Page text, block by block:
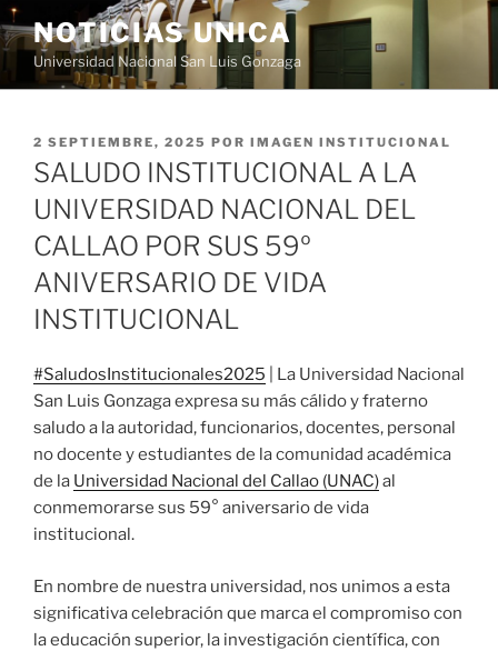
Saltar
al
contenido
NOTICIAS UNICA
Universidad Nacional San Luis Gonzaga
PUBLICADO
EL
2 SEPTIEMBRE, 2025 POR IMAGEN INSTITUCIONAL
SALUDO INSTITUCIONAL A LA
UNIVERSIDAD NACIONAL DEL
CALLAO POR SUS 59º
ANIVERSARIO DE VIDA
INSTITUCIONAL
#SaludosInstitucionales2025 | La Universidad Nacional
San Luis Gonzaga expresa su más cálido y fraterno
saludo a la autoridad, funcionarios, docentes, personal
nodocente y estudiantes de la comunidad académica
de la Universidad Nacional del Callao (UNAC)al
conmemorarse sus 59° aniversario de vida
institucional.
En nombre de nuestra universidad, nos unimos a esta
significativa celebración que marca el compromiso con
la educación superior, la investigación científica, con